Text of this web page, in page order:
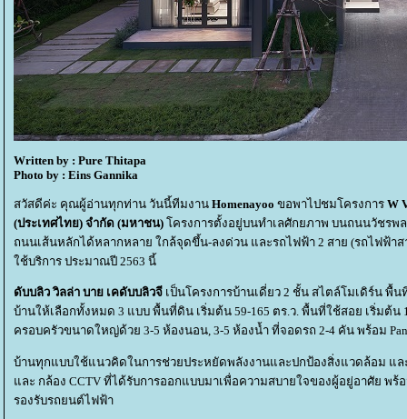
Written by : Pure Thitapa
Photo by : Eins Gannika
สวัสดีค่ะ คุณผู้อ่านทุกท่าน วันนี้ทีมงาน Homenayoo ขอพาไปชมโครงการ W
(ประเทศไทย) จำกัด (มหาชน) ครงการตั้งอยู่บนทำเลศักยภาพ บนถนนวัชรพ
ถนนเส้นหลักได้หลากหลาย ใกล้จุดขึ้น-ลงด่วน และรถไฟฟ้า 2 สาย (รถไฟฟ้า
ช้บริการ ประมาณปี 2563 นี้
ดับบลิว วิลล่า บาย เคดับบลิวจี เป็นโครงการบ้านเดี่ยว 2 ชั้น สไตล์โมเดิร์น พื้
บ้านให้เลือกทั้งหมด 3 แบบ พื้นที่ดิน เริ่มต้น 59-165 ตร.ว. พื้นที่ใช้สอย เริ่มต้
ครอบครัวขนาดใหญ่ด้วย 3-5 ห้องนอน, 3-5 ห้องน้ำ ที่จอดรถ 2-4 คัน พร้อม
บ้านทุกแบบใช้แนวคิดในการช่วยประหยัดพลังงานและปกป้องสิ่งแวดล้อม
ละ กล้อง CCTV ที่ได้รับการออกแบบมาเพื่อความสบายใจของผู้อยู่อาศัย พร้อ
รองรับรถยนต์ไฟฟ้า